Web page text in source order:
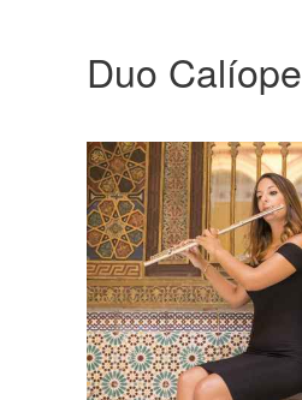
Duo Calíope